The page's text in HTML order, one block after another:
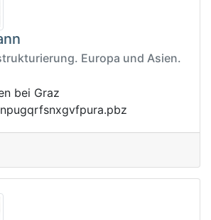
Europa und Asien.
bei Graz
zbp.arup